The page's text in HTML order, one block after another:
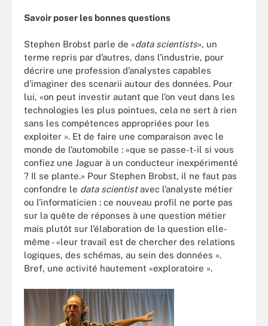
Savoir poser les bonnes questions
Stephen Brobst parle de «data scientists», un
terme repris par d’autres, dans l’industrie, pour
décrire une profession d’analystes capables
d’imaginer des scenarii autour des données. Pour
lui, «on peut investir autant que l’on veut dans les
technologies les plus pointues, cela ne sert à rien
sans les compétences appropriées pour les
exploiter ». Et de faire une comparaison avec le
monde de l’automobile : «que se passe-t-il si vous
confiez une Jaguar à un conducteur inexpérimenté
? Il se plante.» Pour Stephen Brobst, il ne faut pas
confondre le data scientistavec l’analyste métier
ou l’informaticien : ce nouveau profil ne porte pas
sur la quête de réponses à une question métier
mais plutôt sur l’élaboration de la question elle-
même - «leur travail est de chercher des relations
logiques, des schémas, au sein des données ».
Bref, une activité hautement «exploratoire ».